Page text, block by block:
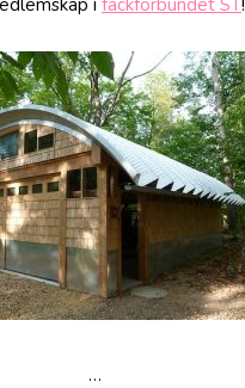
i fackförbundet ST!
…